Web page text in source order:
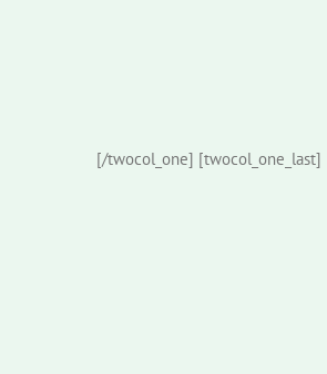
[/twocol_one] [twocol_one_last]